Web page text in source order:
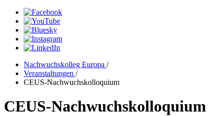
Nachwuchskolleg Europa /
Veranstaltungen /
CEUS-Nachwuchskolloquium
CEUS-Nachwuchskolloquium